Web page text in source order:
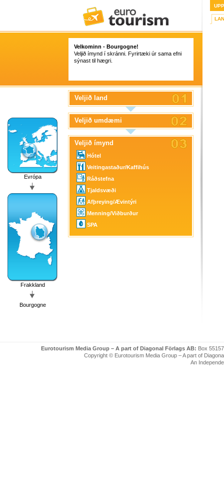
Velkominn - Bourgogne!
Veljið ímynd í skránni. Fyrirtæki úr sama efni
sýnast til hægri.
Evrópa
Frakkland
Bourgogne
Veljið land
Veljið umdæmi
Veljið ímynd
Hótel
Veitingastaður/Kaffihús
Ráðstefna
Tjaldsvæði
Afþreying/Ævintýri
Menning/Viðburður
SPA
Eurotourism Media Group – A part of Diagonal Förlags AB: Box
Copyright © Eurotourism Media Group – A part of
An